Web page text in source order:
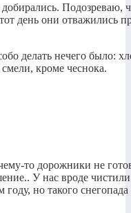
Подозреваю,
день они отважились
делать нечего было:
кроме чеснока.
то дорожники не
У нас вроде чистили
но такого